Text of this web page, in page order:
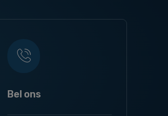
Bel ons